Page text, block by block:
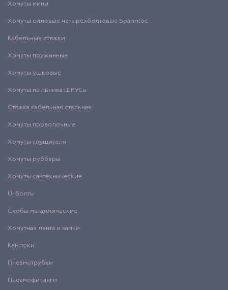
Хомуты мини
Хомуты силовые четырехболтовые Spannloc
Кабельные стяжки
Хомуты пружинные
Хомуты ушковые
Хомуты пыльника ШРУСа
Стяжка кабельная стальная
Хомуты проволочные
Хомуты глушителя
Хомуты рубберы
Хомуты сантехнические
U-болты
Скобы металлические
Хомутная лента и замки
Камлоки
Пневмотрубки
Пневмофитинги